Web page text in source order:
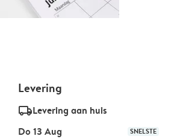
Levering
delivery_standard_v2Levering aan huis
Do 13 Aug
SNELSTE